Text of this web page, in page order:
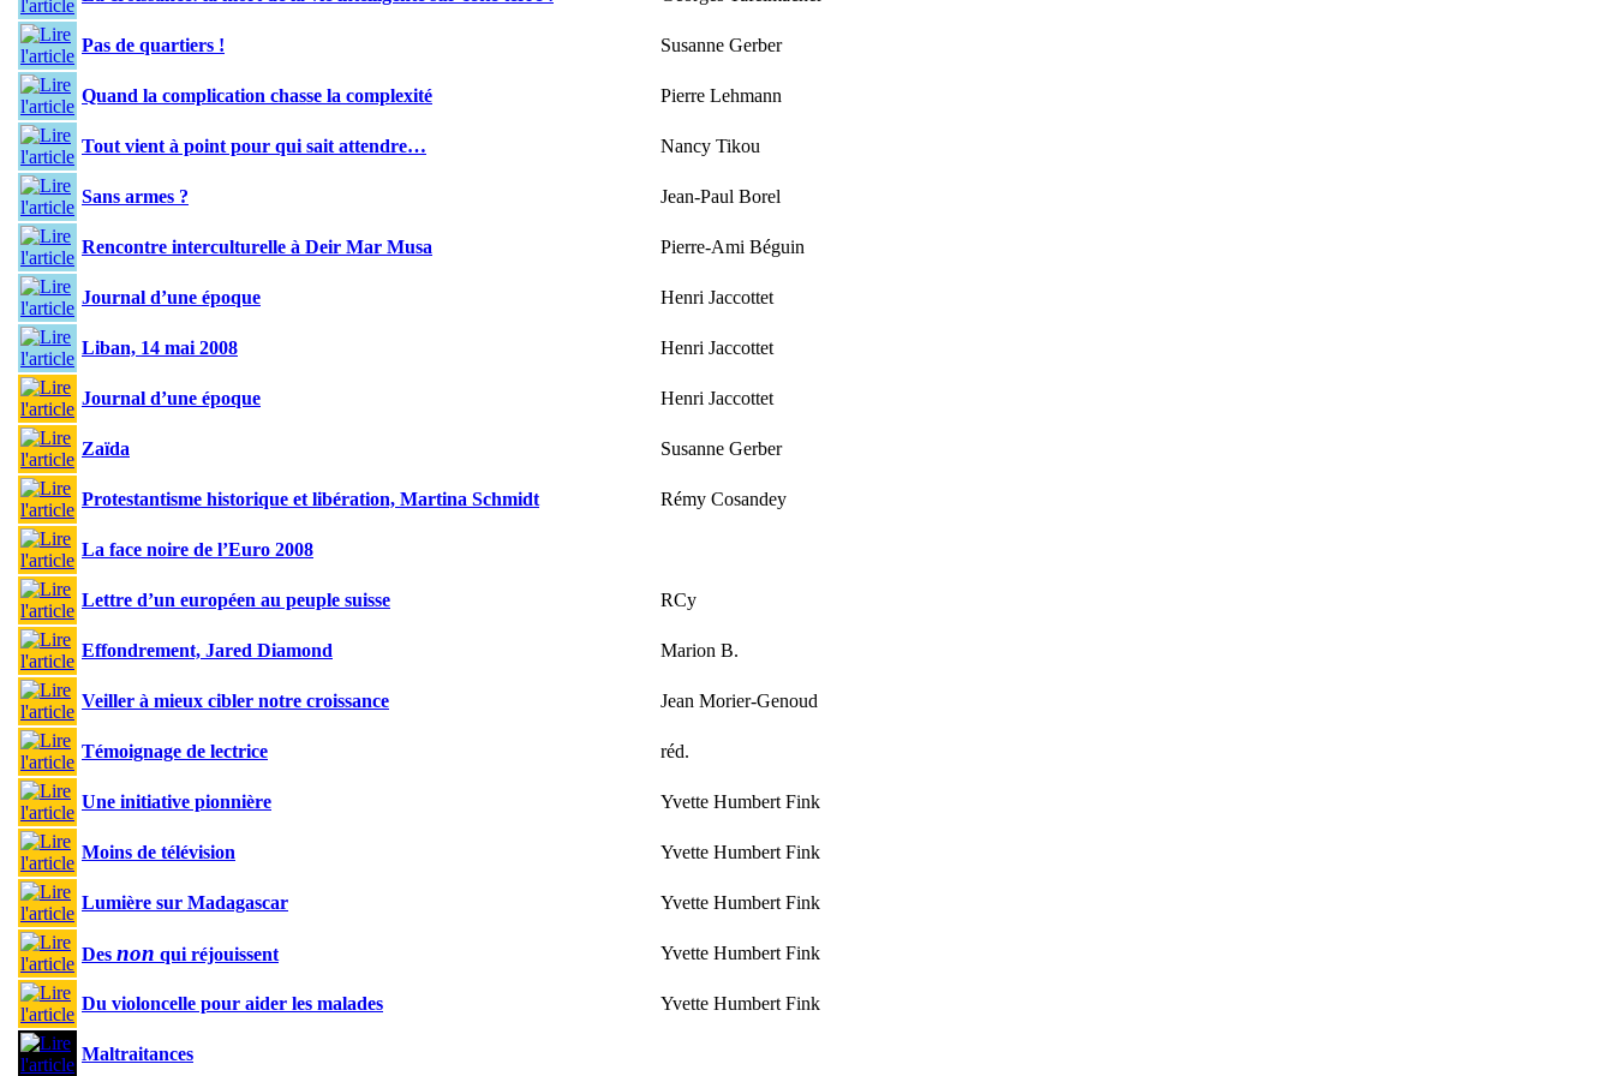
Pas de quartiers ! Susanne Gerber
Quand la complication chasse la complexité Pierre Lehmann
Tout vient à point pour qui sait attendre… Nancy Tikou
Sans armes ? Jean-Paul Borel
Rencontre interculturelle à Deir Mar Musa Pierre-Ami Béguin
Journal d’une époque Henri Jaccottet
Liban, 14 mai 2008 Henri Jaccottet
Journal d’une époque Henri Jaccottet
Zaïda Susanne Gerber
Protestantisme historique et libération, Martina Schmidt Rémy Cosandey
La face noire de l’Euro 2008
Lettre d’un européen au peuple suisse RCy
Effondrement, Jared Diamond Marion B.
Veiller à mieux cibler notre croissance Jean Morier-Genoud
Témoignage de lectrice réd.
Une initiative pionnière Yvette Humbert Fink
Moins de télévision Yvette Humbert Fink
Lumière sur Madagascar Yvette Humbert Fink
Des non qui réjouissent Yvette Humbert Fink
Du violoncelle pour aider les malades Yvette Humbert Fink
Maltraitances